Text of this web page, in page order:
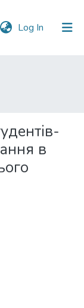
Log In (current)
в